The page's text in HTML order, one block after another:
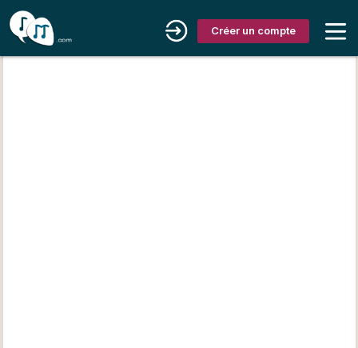
Créer un compte